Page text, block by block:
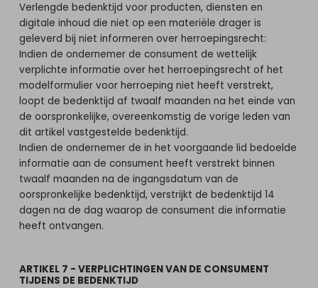
Verlengde bedenktijd voor producten, diensten en
digitale inhoud die niet op een materiële drager is
geleverd bij niet informeren over herroepingsrecht:
Indien de ondernemer de consument de wettelijk
verplichte informatie over het herroepingsrecht of het
modelformulier voor herroeping niet heeft verstrekt,
loopt de bedenktijd af twaalf maanden na het einde van
de oorspronkelijke, overeenkomstig de vorige leden van
dit artikel vastgestelde bedenktijd.
Indien de ondernemer de in het voorgaande lid bedoelde
informatie aan de consument heeft verstrekt binnen
twaalf maanden na de ingangsdatum van de
oorspronkelijke bedenktijd, verstrijkt de bedenktijd 14
dagen na de dag waarop de consument die informatie
heeft ontvangen.
ARTIKEL 7 - VERPLICHTINGEN VAN DE CONSUMENT
TIJDENS DE BEDENKTIJD